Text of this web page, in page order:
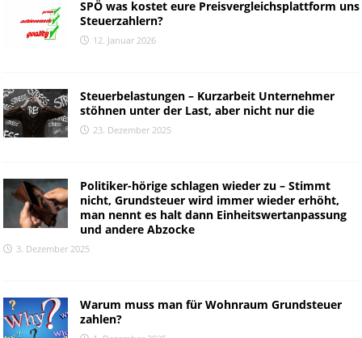
SPÖ was kostet eure Preisvergleichsplattform uns
Steuerzahlern?
12. Januar 2026
Steuerbelastungen – Kurzarbeit Unternehmer
stöhnen unter der Last, aber nicht nur die
23. Dezember 2025
Politiker-hörige schlagen wieder zu – Stimmt
nicht, Grundsteuer wird immer wieder erhöht,
man nennt es halt dann Einheitswertanpassung
und andere Abzocke
3. Dezember 2025
Warum muss man für Wohnraum Grundsteuer
zahlen?